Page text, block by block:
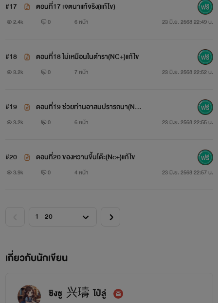
#17 ตอนที่17 เจตนาแท้จริง(แก้ไข)
2.4k 0 6 หน้า 23 มิ.ย. 2568 22:49 น.
#18 ตอนที่18 ไม่เหมือนในตำรา(NC+)แก้ไข
3.2k 0 7 หน้า 23 มิ.ย. 2568 22:52 น.
#19
ตอนที่19 ช่วยท่านอาสมปรารถนา(Nc
+)แก้ไข
3.2k 0 6 หน้า 23 มิ.ย. 2568 22:55 น.
#20 ตอนที่20 ของหวานขึ้นโต๊ะ(Nc+)แก้ไข
3.9k 0 4 หน้า 23 มิ.ย. 2568 22:57 น.
เกี่ยวกับนักเขียน
ซิงซู-兴璹-ไป๋ลู่